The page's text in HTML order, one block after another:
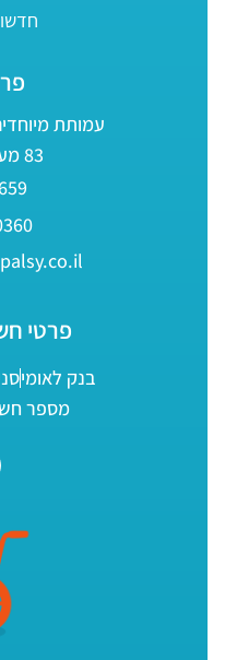
עמותת מיוחדים -
83 מעלה אדומים
פרטי
בנק לאומי
מספר חשבון